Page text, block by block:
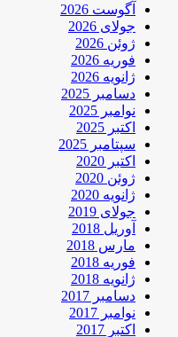
آگوست 2026
جولای 2026
ژوئن 2026
فوریه 2026
ژانویه 2026
دسامبر 2025
نوامبر 2025
اکتبر 2025
سپتامبر 2025
اکتبر 2020
ژوئن 2020
ژانویه 2020
جولای 2019
آوریل 2018
مارس 2018
فوریه 2018
ژانویه 2018
دسامبر 2017
نوامبر 2017
اکتبر 2017